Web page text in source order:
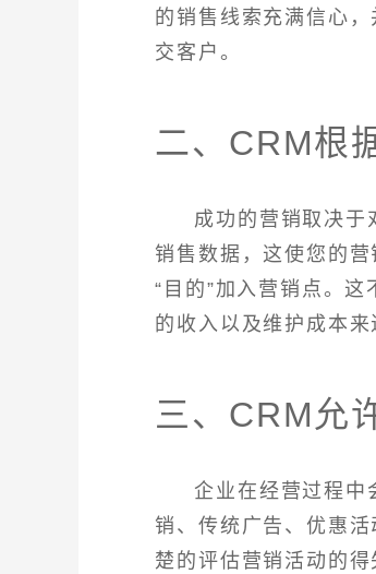
的销售线索充满信心
交客户。
二、CRM根
成功的营销取决于
销售数据，这使您的
“目的”加入营销点。
的收入以及维护成本来
三、CRM允
企业在经营过程中
销、传统广告、优惠
楚的评估营销活动的